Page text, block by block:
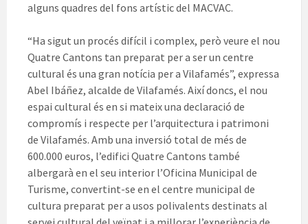
alguns quadres del fons artístic del MACVAC.
“Ha sigut un procés difícil i complex, però veure el nou
Quatre Cantons tan preparat per a ser un centre
cultural és una gran notícia per a Vilafamés”, expressa
Abel Ibáñez, alcalde de Vilafamés. Així doncs, el nou
espai cultural és en si mateix una declaració de
compromís i respecte per l’arquitectura i patrimoni
de Vilafamés. Amb una inversió total de més de
600.000 euros, l’edifici Quatre Cantons també
albergarà en el seu interior l’Oficina Municipal de
Turisme, convertint-se en el centre municipal de
cultura preparat per a usos polivalents destinats al